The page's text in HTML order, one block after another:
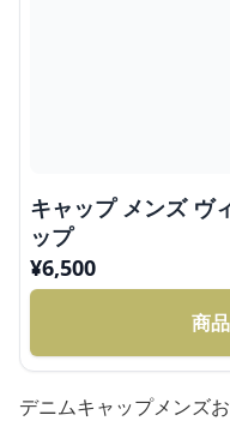
キャップ メンズ ヴ
ップ
¥6,500
商
デニムキャップメンズ